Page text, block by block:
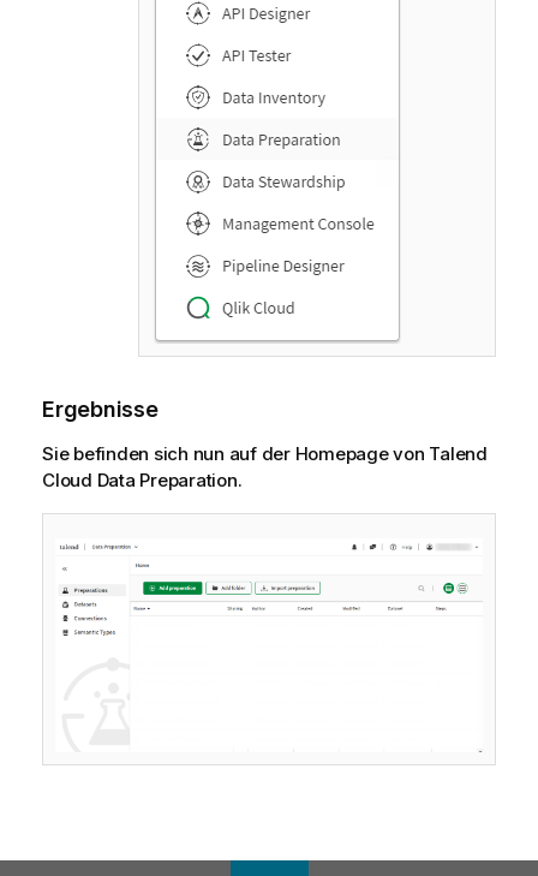
Ergebnisse
Sie befinden sich nun auf der Homepage von Talend
Cloud Data Preparation.